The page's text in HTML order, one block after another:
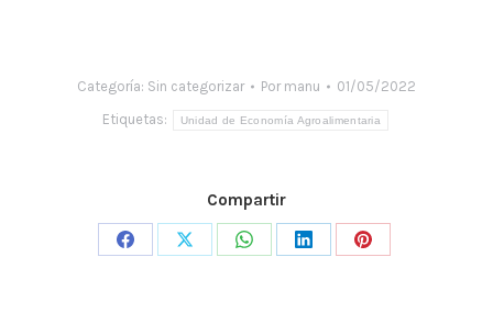
Categoría: Sin categorizar Por manu 01/05/2022
Etiquetas: Unidad de Economía Agroalimentaria
Compartir
Share
Share
Share
Share
Share